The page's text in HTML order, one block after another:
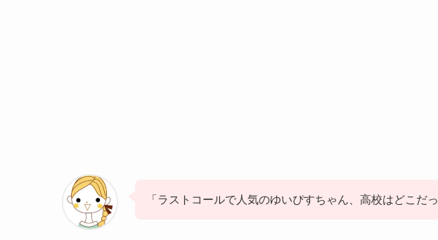
「ラストコールで人気のゆいぴすちゃん、高校はどこだっ